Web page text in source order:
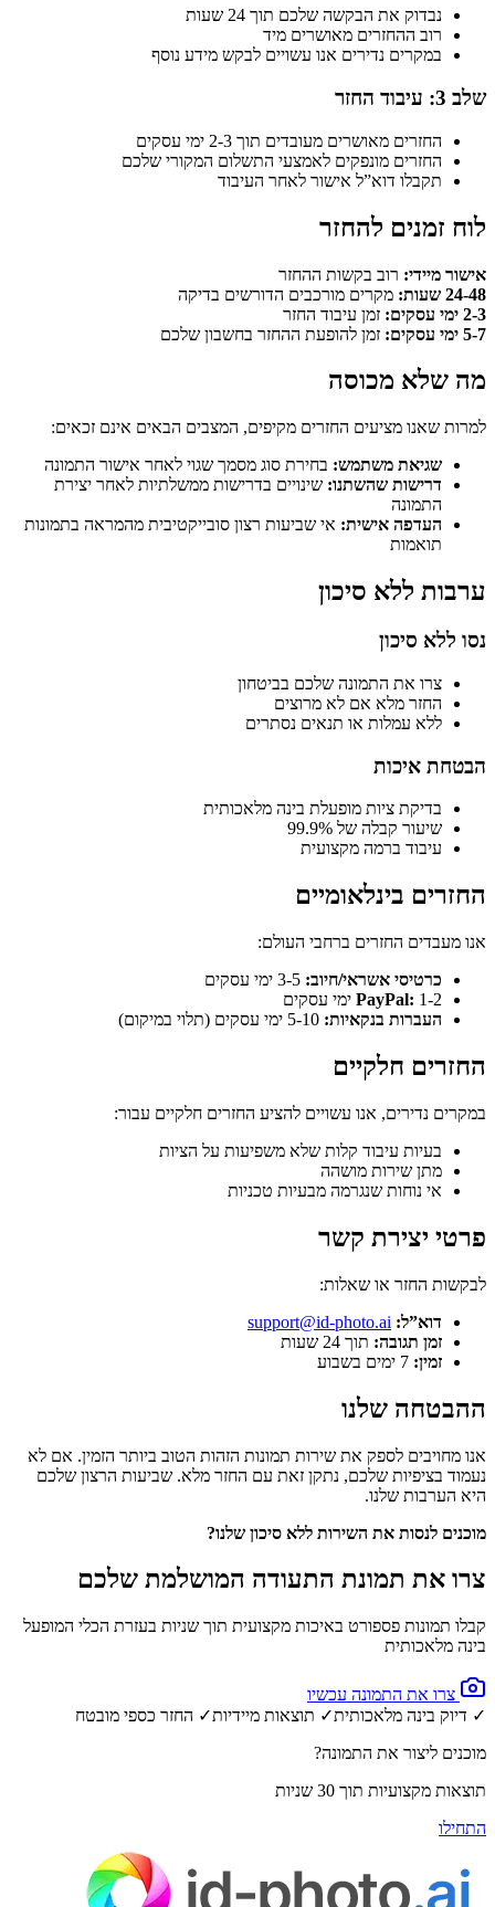
נבדוק את הבקשה שלכם תוך 24 שעות
רוב ההחזרים מאושרים מיד
במקרים נדירים אנו עשויים לבקש מידע נוסף
שלב 3: עיבוד החזר
החזרים מאושרים מעובדים תוך 2-3 ימי עסקים
החזרים מונפקים לאמצעי התשלום המקורי שלכם
תקבלו דוא”ל אישור לאחר העיבוד
לוח זמנים להחזר
אישור מיידי: רוב בקשות ההחזר
24-48 שעות:
מקרים מורכבים הדורשים בדיקה
2-3 ימי עסקים:
זמן עיבוד החזר
5-7 ימי עסקים:
זמן להופעת ההחזר בחשבון שלכם
מה שלא מכוסה
למרות שאנו מציעים החזרים מקיפים, המצבים הבאים אינם זכאים:
שגיאת משתמש: בחירת סוג מסמך שגוי לאחר אישור התמונה
דרישות שהשתנו: שינויים בדרישות ממשלתיות לאחר יצירת
התמונה
העדפה אישית: אי שביעות רצון סובייקטיבית מהמראה בתמונות
תואמות
ערבות ללא סיכון
נסו ללא סיכון
צרו את התמונה שלכם בביטחון
החזר מלא אם לא מרוצים
ללא עמלות או תנאים נסתרים
הבטחת איכות
בדיקת ציות מופעלת בינה מלאכותית
שיעור קבלה של 99.9%
עיבוד ברמה מקצועית
החזרים בינלאומיים
אנו מעבדים החזרים ברחבי העולם:
כרטיסי אשראי/חיוב:
PayPal: 1-2 ימי עסקים
העברות בנקאיות:
החזרים חלקיים
במקרים נדירים, אנו עשויים להציע החזרים חלקיים עבור:
בעיות עיבוד קלות שלא משפיעות על הציות
מתן שירות מושהה
אי נוחות שנגרמה מבעיות טכניות
פרטי יצירת קשר
לבקשות החזר או שאלות:
דוא”ל: support@id-photo.ai
זמן תגובה: תוך 24 שעות
זמין:
ההבטחה שלנו
אנו מחויבים לספק את שירות תמונות הזהות הטוב ביותר הזמין. אם לא
נעמוד בציפיות שלכם, נתקן זאת עם החזר מלא. שביעות הרצון שלכם
היא הערבות שלנו.
מוכנים לנסות את השירות ללא סיכון שלנו?
צרו את תמונת התעודה המושלמת שלכם
קבלו תמונות פספורט באיכות מקצועית תוך שניות בעזרת הכלי המופעל
בינה מלאכותית
צרו את התמונה עכשיו
✓ דיוק בינה מלאכותית✓ תוצאות מיידיות✓ החזר כספי מובטח
מוכנים ליצור את התמונה?
תוצאות מקצועיות תוך 30 שניות
התחילו